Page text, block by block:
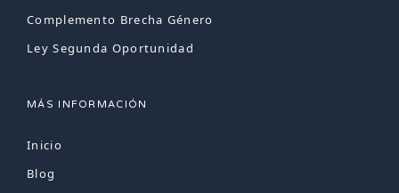
Complemento Brecha Género
Ley Segunda Oportunidad
MÁS INFORMACIÓN
Inicio
Blog